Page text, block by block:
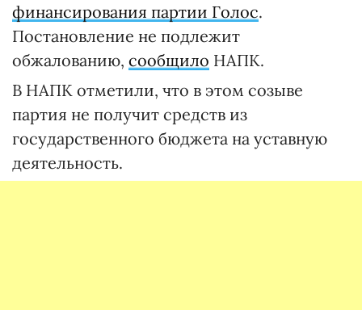
финансирования партии Голос.
Постановление не подлежит
обжалованию, сообщило НАПК.
В НАПК отметили, что в этом созыве
партия не получит средств из
государственного бюджета на уставную
деятельность.